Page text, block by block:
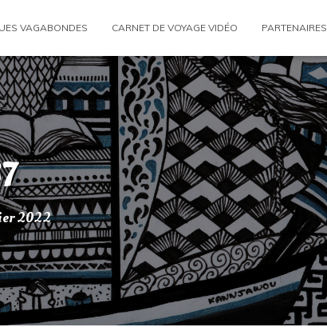
VAGABONDES CARNET DE VOYAGE VIDÉO PARTENAIRES
2022